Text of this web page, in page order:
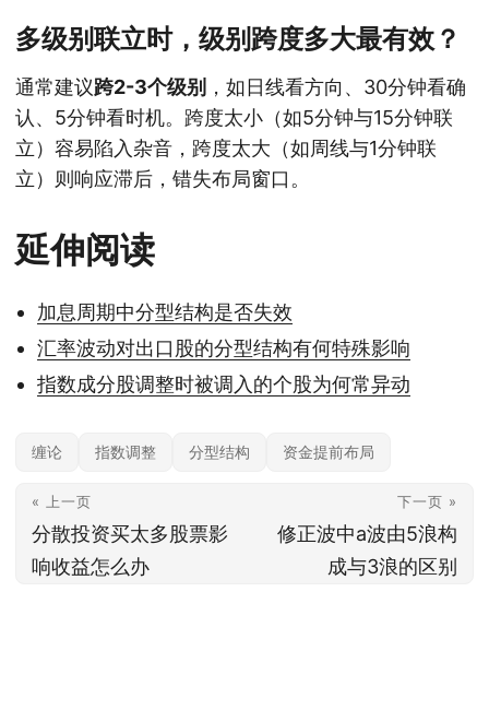
多级别联立时，级别跨度多大最有效？
通常建议跨2-3个级别 ，如日线看方向、30分钟看确
认、5分钟看时机。跨度太小（如5分钟与15分钟联
立）容易陷入杂音，跨度太大（如周线与1分钟联
立）则响应滞后，错失布局窗口。
延伸阅读
加息周期中分型结构是否失效
汇率波动对出口股的分型结构有何特殊影响
指数成分股调整时被调入的个股为何常异动
缠论 指数调整 分型结构 资金提前布局
« 上一页
分散投资买太多股票影
响收益怎么办
下一页 »
修正波中a波由5浪构
成与3浪的区别